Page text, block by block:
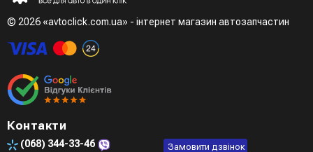
Четвертий варіант - замовити через доступні месенджери
(viber, telegram)
© 2026 «avtoclick.com.ua» - інтернет магазин автозапчастин
Контакти
(068) 344-33-46
Замовити дзвінок